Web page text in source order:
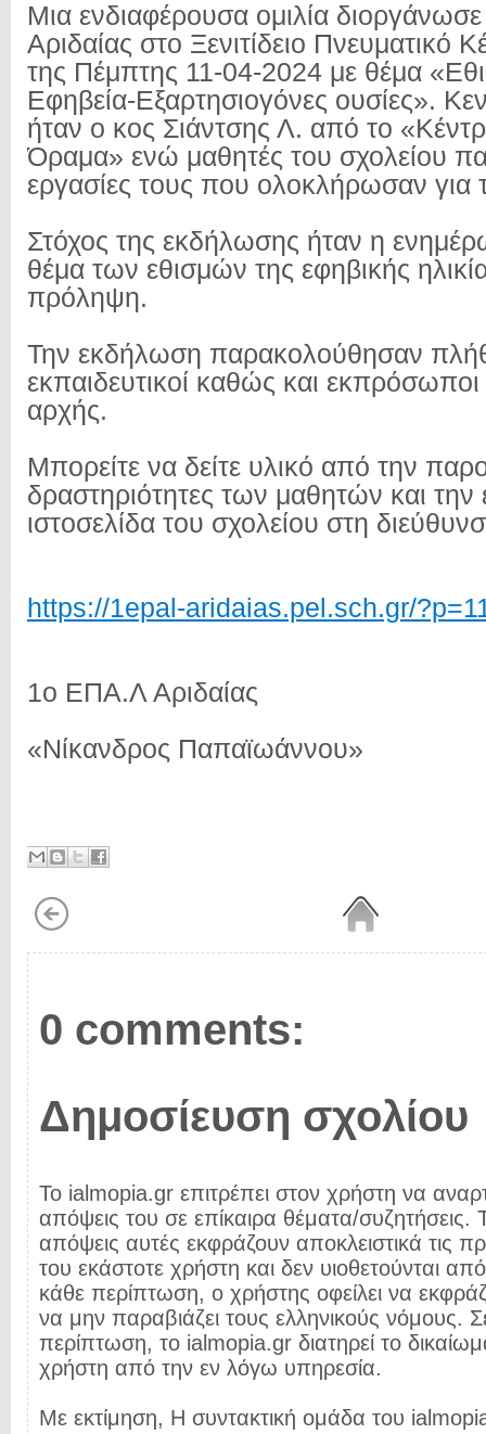
Μια ενδιαφέρουσα ομιλία
Αριδαίας στο Ξενιτίδειο Πνευματικό
της Πέμπτης 11-04-2024 με θέμα
Εφηβεία-Εξαρτησιογόνες ουσίες».
ήταν ο κος Σιάντσης Λ. από το
Όραμα» ενώ μαθητές του σχολείου
εργασίες τους που ολοκλήρωσαν για
Στόχος της εκδήλωσης ήταν η
θέμα των εθισμών της εφηβικής
πρόληψη.
Την εκδήλωση παρακολούθησαν
εκπαιδευτικοί καθώς και εκπρόσωποι
αρχής.
Μπορείτε να δείτε υλικό από την
δραστηριότητες των μαθητών και
ιστοσελίδα του σχολείου στη
https://1epal-aridaias.pel.sch.gr/
1ο ΕΠΑ.Λ Αριδαίας
«Νίκανδρος Παπαϊωάννου»
0 comments:
Δημοσίευση σχολίου
Το ialmopia.gr επιτρέπει στον χρήστη να
απόψεις του σε επίκαιρα θέματα/συζητήσεις.
απόψεις αυτές εκφράζουν αποκλειστικά τις
του εκάστοτε χρήστη και δεν υιοθετούνται
κάθε περίπτωση, ο χρήστης οφείλει να
να μην παραβιάζει τους ελληνικούς νόμους.
περίπτωση, το ialmopia.gr διατηρεί το
χρήστη από την εν λόγω υπηρεσία.
Με εκτίμηση, Η συντακτική ομάδα του